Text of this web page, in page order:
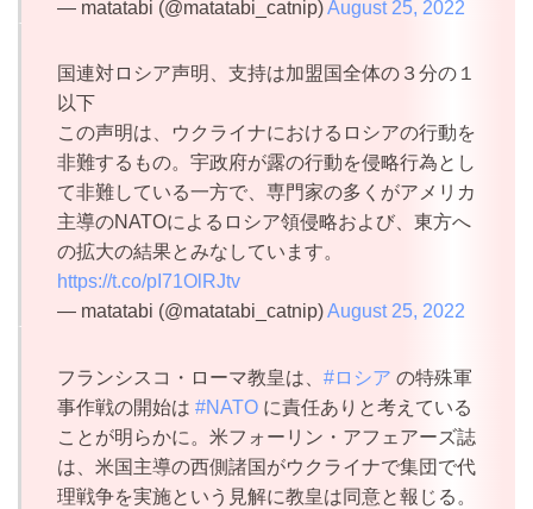
— matatabi (@matatabi_catnip)August 25, 2022
国連対ロシア声明、支持は加盟国全体の３分の１
以下
この声明は、ウクライナにおけるロシアの行動を
非難するもの。宇政府が露の行動を侵略行為とし
て非難している一方で、専門家の多くがアメリカ
主導のNATOによるロシア領侵略および、東方へ
の拡大の結果とみなしています。
https://t.co/pI71OlRJtv
— matatabi (@matatabi_catnip)August 25, 2022
フランシスコ・ローマ教皇は、 #ロシア の特殊軍
事作戦の開始は #NATOに責任ありと考えている
ことが明らかに。米フォーリン・アフェアーズ誌
は、米国主導の西側諸国がウクライナで集団で代
理戦争を実施という見解に教皇は同意と報じる。